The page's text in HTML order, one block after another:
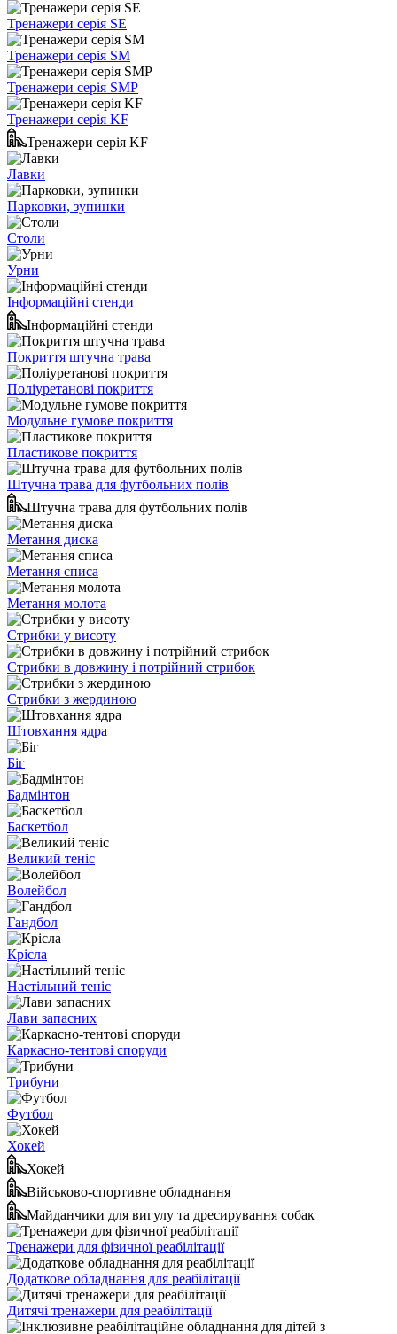
Тренажери серія SE
Тренажери серія SM
Тренажери серія SMP
Тренажери серія KF
Тренажери серія KF
Лавки
Парковки, зупинки
Столи
Урни
Інформаційні стенди
Інформаційні стенди
Покриття штучна трава
Поліуретанові покриття
Модульне гумове покриття
Пластикове покриття
Штучна трава для футбольних полів
Штучна трава для футбольних полів
Метання диска
Метання списа
Метання молота
Стрибки у висоту
Стрибки в довжину і потрійний стрибок
Стрибки з жердиною
Штовхання ядра
Біг
Бадмінтон
Баскетбол
Великий теніс
Волейбол
Гандбол
Крісла
Настільний теніс
Лави запасних
Каркасно-тентові споруди
Трибуни
Футбол
Хокей
Хокей
Військово-спортивне обладнання
Майданчики для вигулу та дресирування собак
Тренажери для фізичної реабілітації
Додаткове обладнання для реабілітації
Дитячі тренажери для реабілітації